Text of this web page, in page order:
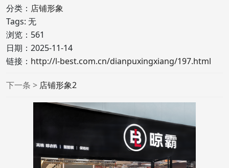
分类： 店铺形象
Tags: 无
浏览： 561
日期：2025-11-14
链接： http://l-best.com.cn/dianpuxingxiang/197.html
下一条 > 店铺形象2